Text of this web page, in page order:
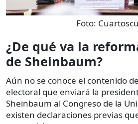
Foto:
¿De qué va la
de Sheinbaum?
Aún no se conoce el contenido
electoral que enviará la
Sheinbaum al Congreso de la
existen declaraciones previas